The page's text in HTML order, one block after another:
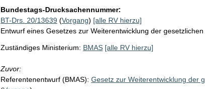
Bundestags-Drucksachennummer:
BT-Drs. 20/13639 (Vorgang) [alle RV hierzu]
Entwurf eines Gesetzes zur Weiterentwicklung der
Zuständiges Ministerium: BMAS [alle RV hierzu]
Zuvor:
Referentenentwurf (BMAS): Gesetz zur Weiterentwicklung der